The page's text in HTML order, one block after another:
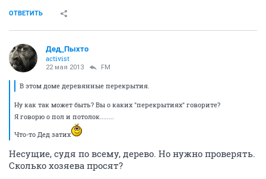
ОТВЕТИТЬ
Дед_Пыхто
activist
22 мая 2013 FM
В этом доме деревянные перекрытия.
Ну как так может быть? Вы о каких "перекрытиях" говорите?
Я говорю о пол и потолок........
Что-то Дед затих
Несущие, судя по всему, дерево. Но нужно проверять.
Сколько хозяева просят?